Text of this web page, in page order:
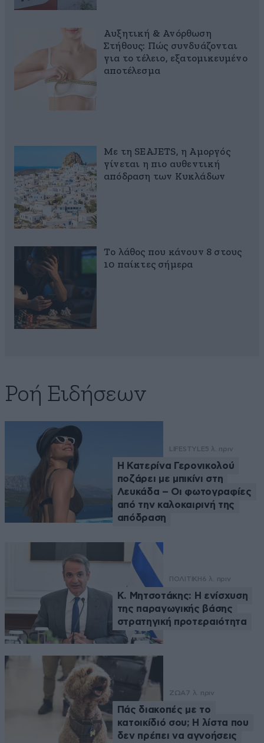
Αυξητική & Ανόρθωση
Στήθους: Πώς συνδυάζονται
για το τέλειο, εξατομικευμένο
αποτέλεσμα
Με τη SEAJETS, η Αμοργός
γίνεται η πιο αυθεντική
απόδραση των Κυκλάδων
Το λάθος που κάνουν 8 στους
10 παίκτες σήμερα
Ροή Ειδήσεων
LIFESTYLE5 λ. πριν
Η Κατερίνα Γερονικολού
ποζάρει με μπικίνι στη
Λευκάδα – Οι φωτογραφίες
από την καλοκαιρινή της
απόδραση
ΠΟΛΙΤΙΚΗ6 λ. πριν
Κ. Μητσοτάκης: Η ενίσχυση
της παραγωγικής βάσης
στρατηγική προτεραιότητα
ΖΩΑ7 λ. πριν
Πάς διακοπές με το
κατοικίδιό σου; Η λίστα που
δεν πρέπει να αγνοήσεις